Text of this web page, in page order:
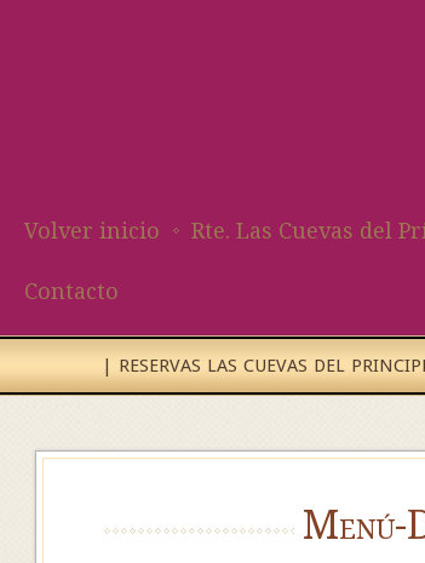
Volver inicio Rte. Las Cuevas del
Contacto
| RESERVAS LAS CUEVAS DEL
Menú-